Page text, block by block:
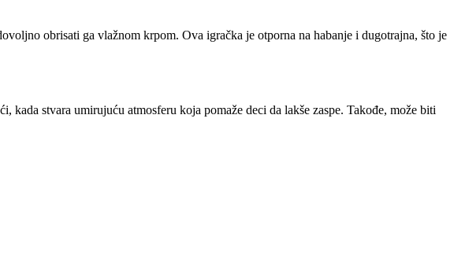
obrisati ga vlažnom krpom. Ova igračka je otporna na habanje i dugotrajna, što je
stvara umirujuću atmosferu koja pomaže deci da lakše zaspe. Takođe, može biti